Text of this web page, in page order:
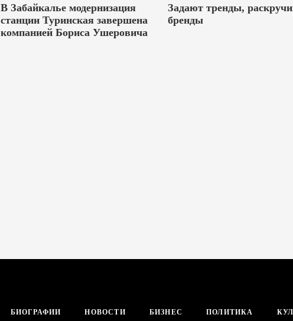
В Забайкалье модернизация
станции Туринская завершена
компанией Бориса Ушеровича
Задают тренды,
бренды
БИОГРАФИИ НОВОСТИ БИЗНЕС ПОЛИТИКА